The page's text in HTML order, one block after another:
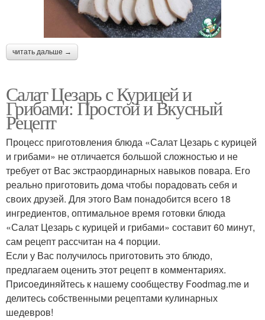
читать дальше →
Салат Цезарь с Курицей и
Грибами: Простой и Вкусный
Рецепт
Процесс приготовления блюда «Салат Цезарь с курицей
и грибами» не отличается большой сложностью и не
требует от Вас экстраординарных навыков повара. Его
реально приготовить дома чтобы порадовать себя и
своих друзей. Для этого Вам понадобится всего 18
ингредиентов, оптимальное время готовки блюда
«Салат Цезарь с курицей и грибами» составит 60 минут,
сам рецепт рассчитан на 4 порции.
Если у Вас получилось приготовить это блюдо,
предлагаем оценить этот рецепт в комментариях.
Присоединяйтесь к нашему сообществу Foodmag.me и
делитесь собственными рецептами кулинарных
шедевров!